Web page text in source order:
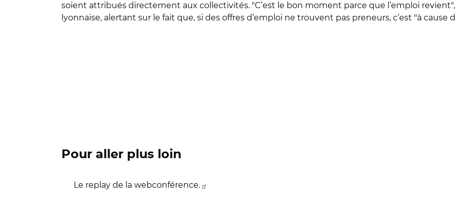
soient attribués directement aux collectivités. "C’est le bon moment parce que l’emploi revient"
lyonnaise, alertant sur le fait que, si des offres d’emploi ne trouvent pas preneurs, c’est "à cause
Pour aller plus loin
Le replay de la webconférence.